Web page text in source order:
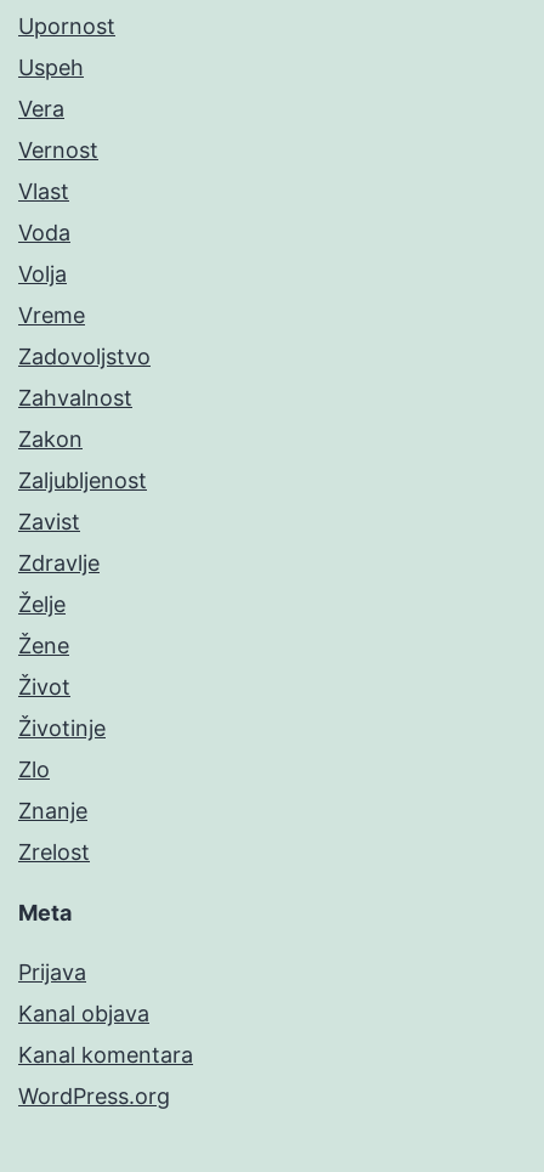
Upornost
Uspeh
Vera
Vernost
Vlast
Voda
Volja
Vreme
Zadovoljstvo
Zahvalnost
Zakon
Zaljubljenost
Zavist
Zdravlje
Želje
Žene
Život
Životinje
Zlo
Znanje
Zrelost
Meta
Prijava
Kanal objava
Kanal komentara
WordPress.org